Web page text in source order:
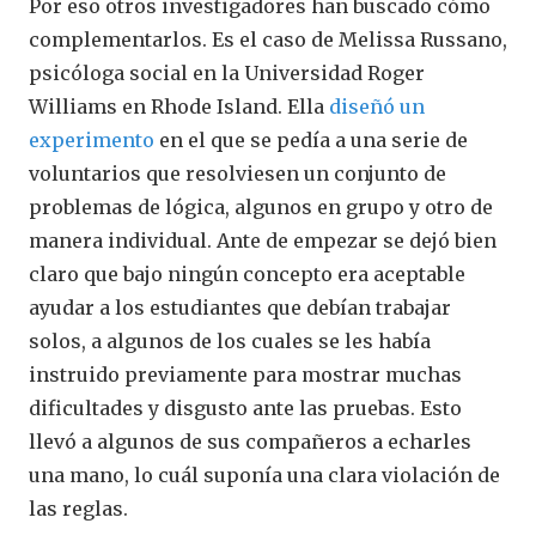
Por eso otros investigadores han buscado cómo
complementarlos. Es el caso de Melissa Russano,
psicóloga social en la Universidad Roger
Williams en Rhode Island. Ella diseñó un
experimento en el que se pedía a una serie de
voluntarios que resolviesen un conjunto de
problemas de lógica, algunos en grupo y otro de
manera individual. Ante de empezar se dejó bien
claro que bajo ningún concepto era aceptable
ayudar a los estudiantes que debían trabajar
solos, a algunos de los cuales se les había
instruido previamente para mostrar muchas
dificultades y disgusto ante las pruebas. Esto
llevó a algunos de sus compañeros a echarles
una mano, lo cuál suponía una clara violación de
las reglas.